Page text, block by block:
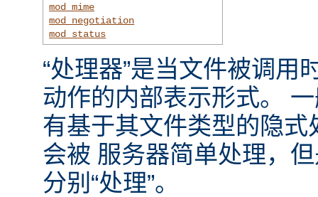
mod_mime
mod_negotiation
mod_status
“处理器”是当文件被调用
动作的内部表示形式。
有基于其文件类型的隐
会被 服务器简单处理，
分别“处理”。